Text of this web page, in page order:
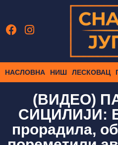
НАСЛОВНА НИШ ЛЕСКОВАЦ
(ВИДЕО)
СИЦИЛИЈИ:
прорадила,